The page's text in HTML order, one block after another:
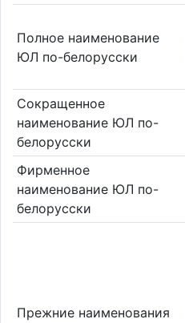
Полное наименование
ЮЛ по-белорусски
Сокращенное
наименование ЮЛ по-
белорусски
Фирменное
наименование ЮЛ по-
белорусски
Прежние наименования